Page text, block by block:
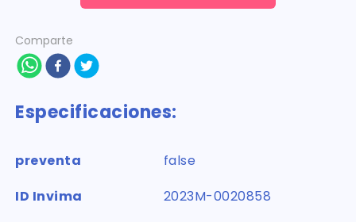
Comparte
Especificaciones:
preventa
false
ID Invima
2023M-0020858